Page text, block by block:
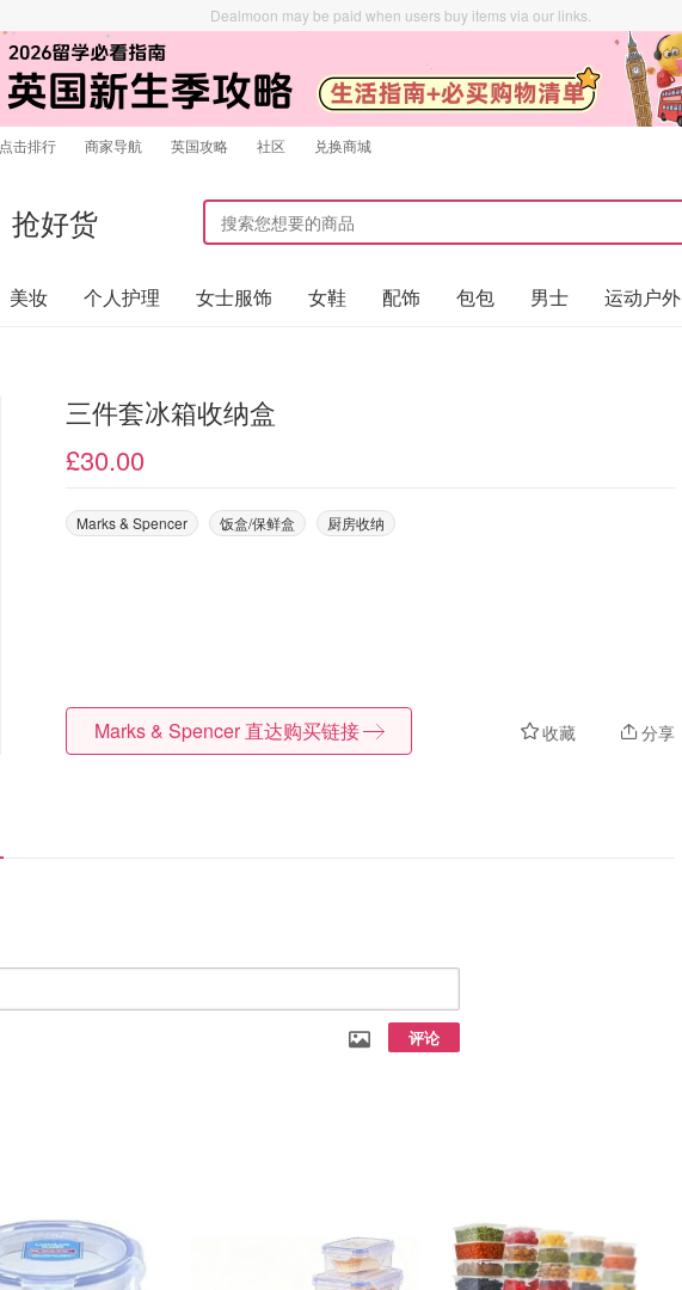
Dealmoon may be paid when users buy items via our links.
点击排行 商家导航 英国攻略 社区 兑换商城
抢好货
美妆 个人护理 女士服饰 女鞋 配饰 包包 男士 运动户外
三件套冰箱收纳盒
£30.00
Marks & Spencer 饭盒/保鲜盒 厨房收纳
收藏 分享
Marks & Spencer 直达购买链接
评论